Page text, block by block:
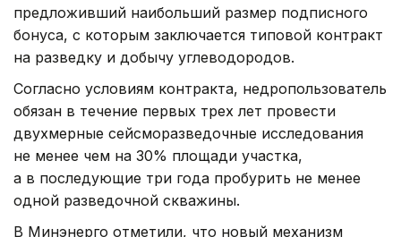
предложивший наибольший размер подписного
бонуса, с которым заключается типовой контракт
на разведку и добычу углеводородов.
Согласно условиям контракта, недропользователь
обязан в течение первых трех лет провести
двухмерные сейсморазведочные исследования
не менее чем на 30% площади участка,
а в последующие три года пробурить не менее
одной разведочной скважины.
В Минэнерго отметили, что новый механизм